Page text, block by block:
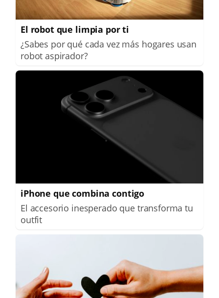
El robot que limpia por ti
¿Sabes por qué cada vez más hogares usan
robot aspirador?
iPhone que combina contigo
El accesorio inesperado que transforma tu
outfit